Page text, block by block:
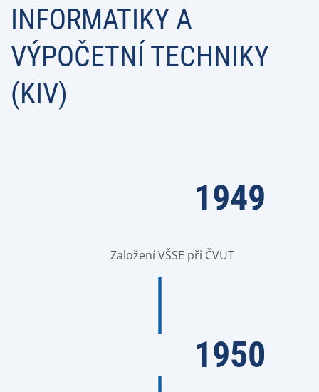
INFORMATIKY A
VÝPOČETNÍ TECHNIKY
(KIV)
1949
Založení VŠSE při ČVUT
1950